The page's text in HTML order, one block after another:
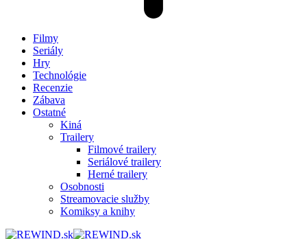
Filmy
Seriály
Hry
Technológie
Recenzie
Zábava
Ostatné
Kiná
Trailery
Filmové trailery
Seriálové trailery
Herné trailery
Osobnosti
Streamovacie služby
Komiksy a knihy